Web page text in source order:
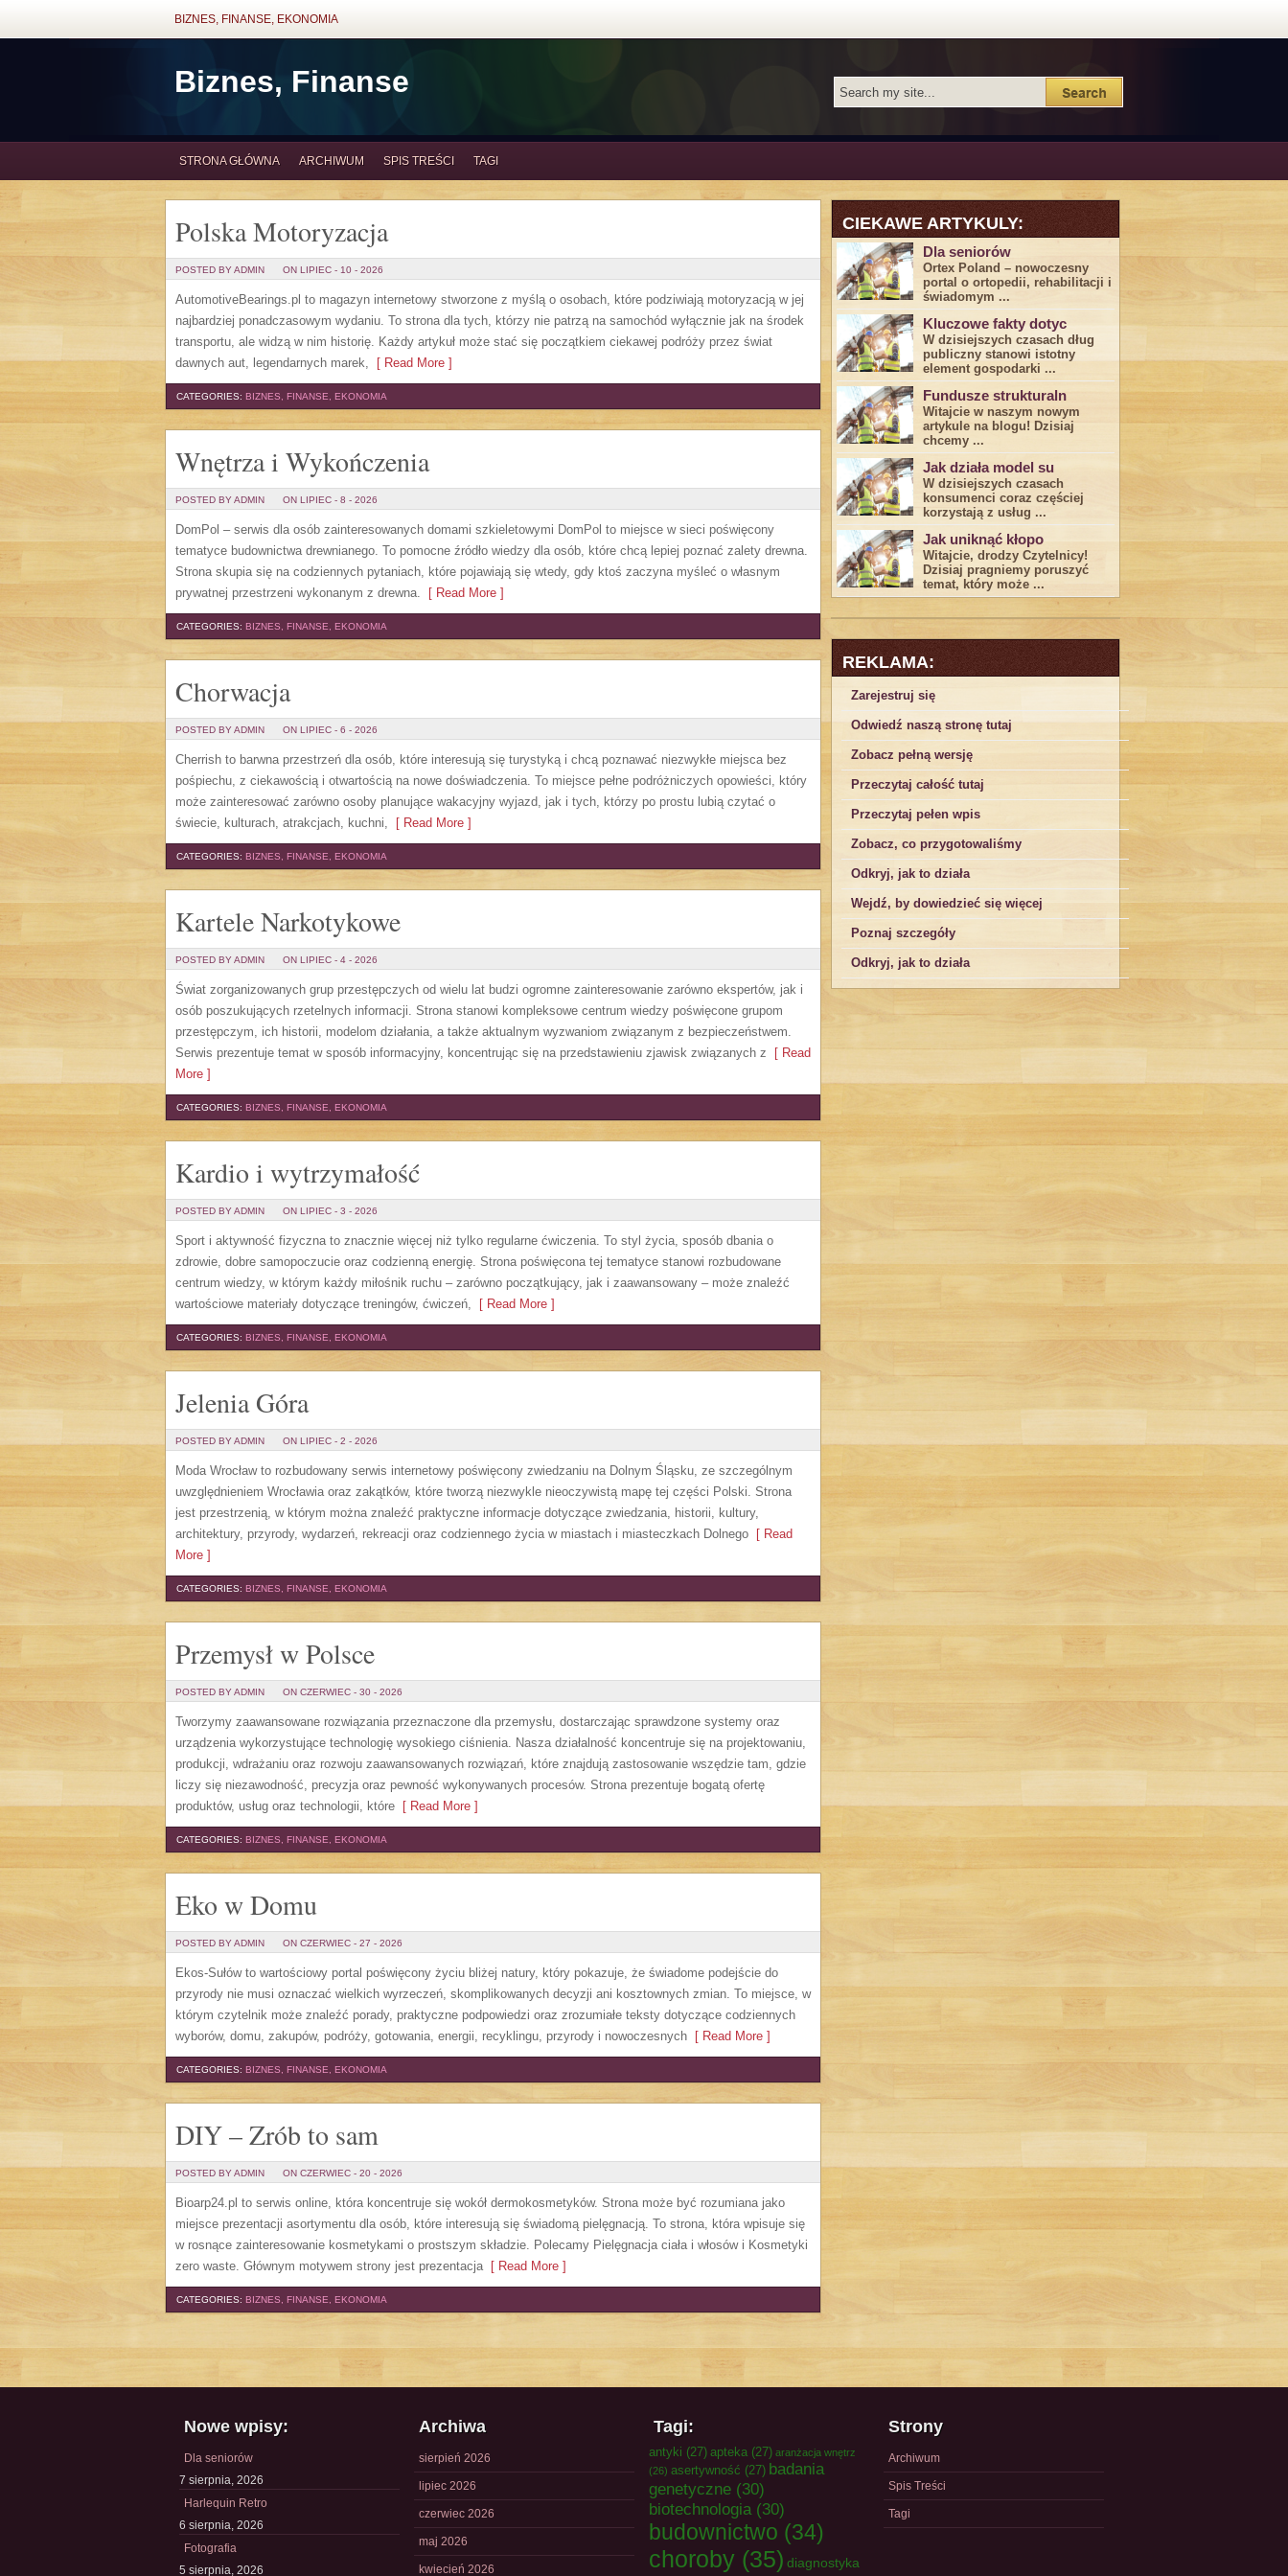
BIZNES, FINANSE, EKONOMIA
Biznes, Finanse
STRONA GŁÓWNA ARCHIWUM SPIS TREŚCI TAGI
Polska Motoryzacja
POSTED BY ADMIN ON LIPIEC - 10 - 2026
AutomotiveBearings.pl to magazyn internetowy stworzone z myślą o osobach, które podziwiają motoryzacją w jej
najbardziej ponadczasowym wydaniu. To strona dla tych, którzy nie patrzą na samochód wyłącznie jak na środek
transportu, ale widzą w nim historię. Każdy artykuł może stać się początkiem ciekawej podróży przez świat
dawnych aut, legendarnych marek, [ Read More ]
CATEGORIES: BIZNES, FINANSE, EKONOMIA
Wnętrza i Wykończenia
POSTED BY ADMIN ON LIPIEC - 8 - 2026
DomPol – serwis dla osób zainteresowanych domami szkieletowymi DomPol to miejsce w sieci poświęcony
tematyce budownictwa drewnianego. To pomocne źródło wiedzy dla osób, które chcą lepiej poznać zalety drewna.
Strona skupia się na codziennych pytaniach, które pojawiają się wtedy, gdy ktoś zaczyna myśleć o własnym
prywatnej przestrzeni wykonanym z drewna. [ Read More ]
CATEGORIES: BIZNES, FINANSE, EKONOMIA
Chorwacja
POSTED BY ADMIN ON LIPIEC - 6 - 2026
Cherrish to barwna przestrzeń dla osób, które interesują się turystyką i chcą poznawać niezwykłe miejsca bez
pośpiechu, z ciekawością i otwartością na nowe doświadczenia. To miejsce pełne podróżniczych opowieści, który
może zainteresować zarówno osoby planujące wakacyjny wyjazd, jak i tych, którzy po prostu lubią czytać o
świecie, kulturach, atrakcjach, kuchni, [ Read More ]
CATEGORIES: BIZNES, FINANSE, EKONOMIA
Kartele Narkotykowe
POSTED BY ADMIN ON LIPIEC - 4 - 2026
Świat zorganizowanych grup przestępczych od wielu lat budzi ogromne zainteresowanie zarówno ekspertów, jak i
osób poszukujących rzetelnych informacji. Strona stanowi kompleksowe centrum wiedzy poświęcone grupom
przestępczym, ich historii, modelom działania, a także aktualnym wyzwaniom związanym z bezpieczeństwem.
Serwis prezentuje temat w sposób informacyjny, koncentrując się na przedstawieniu zjawisk związanych z [ Read
More ]
CATEGORIES: BIZNES, FINANSE, EKONOMIA
Kardio i wytrzymałość
POSTED BY ADMIN ON LIPIEC - 3 - 2026
Sport i aktywność fizyczna to znacznie więcej niż tylko regularne ćwiczenia. To styl życia, sposób dbania o
zdrowie, dobre samopoczucie oraz codzienną energię. Strona poświęcona tej tematyce stanowi rozbudowane
centrum wiedzy, w którym każdy miłośnik ruchu – zarówno początkujący, jak i zaawansowany – może znaleźć
wartościowe materiały dotyczące treningów, ćwiczeń, [ Read More ]
CATEGORIES: BIZNES, FINANSE, EKONOMIA
Jelenia Góra
POSTED BY ADMIN ON LIPIEC - 2 - 2026
Moda Wrocław to rozbudowany serwis internetowy poświęcony zwiedzaniu na Dolnym Śląsku, ze szczególnym
uwzględnieniem Wrocławia oraz zakątków, które tworzą niezwykle nieoczywistą mapę tej części Polski. Strona
jest przestrzenią, w którym można znaleźć praktyczne informacje dotyczące zwiedzania, historii, kultury,
architektury, przyrody, wydarzeń, rekreacji oraz codziennego życia w miastach i miasteczkach Dolnego [ Read
More ]
CATEGORIES: BIZNES, FINANSE, EKONOMIA
Przemysł w Polsce
POSTED BY ADMIN ON CZERWIEC - 30 - 2026
Tworzymy zaawansowane rozwiązania przeznaczone dla przemysłu, dostarczając sprawdzone systemy oraz
urządzenia wykorzystujące technologię wysokiego ciśnienia. Nasza działalność koncentruje się na projektowaniu,
produkcji, wdrażaniu oraz rozwoju zaawansowanych rozwiązań, które znajdują zastosowanie wszędzie tam, gdzie
liczy się niezawodność, precyzja oraz pewność wykonywanych procesów. Strona prezentuje bogatą ofertę
produktów, usług oraz technologii, które [ Read More ]
CATEGORIES: BIZNES, FINANSE, EKONOMIA
Eko w Domu
POSTED BY ADMIN ON CZERWIEC - 27 - 2026
Ekos-Sułów to wartościowy portal poświęcony życiu bliżej natury, który pokazuje, że świadome podejście do
przyrody nie musi oznaczać wielkich wyrzeczeń, skomplikowanych decyzji ani kosztownych zmian. To miejsce, w
którym czytelnik może znaleźć porady, praktyczne podpowiedzi oraz zrozumiałe teksty dotyczące codziennych
wyborów, domu, zakupów, podróży, gotowania, energii, recyklingu, przyrody i nowoczesnych [ Read More ]
CATEGORIES: BIZNES, FINANSE, EKONOMIA
DIY – Zrób to sam
POSTED BY ADMIN ON CZERWIEC - 20 - 2026
Bioarp24.pl to serwis online, która koncentruje się wokół dermokosmetyków. Strona może być rozumiana jako
miejsce prezentacji asortymentu dla osób, które interesują się świadomą pielęgnacją. To strona, która wpisuje się
w rosnące zainteresowanie kosmetykami o prostszym składzie. Polecamy Pielęgnacja ciała i włosów i Kosmetyki
zero waste. Głównym motywem strony jest prezentacja[ Read More ]
CATEGORIES: BIZNES, FINANSE, EKONOMIA
CIEKAWE ARTYKULY:
Dla seniorów
Ortex Poland – nowoczesny
portal o ortopedii, rehabilitacji i
świadomym ...
Kluczowe fakty dotyc
W dzisiejszych czasach dług
publiczny stanowi istotny
element gospodarki ...
Fundusze strukturaln
Witajcie w naszym nowym
artykule na blogu! Dzisiaj
chcemy ...
Jak działa model su
W dzisiejszych czasach
konsumenci ‌coraz częściej
korzystają z usług⁤ ...
Jak uniknąć kłopo
Witajcie, drodzy Czytelnicy!
Dzisiaj pragniemy poruszyć
temat, który może ...
REKLAMA:
Zarejestruj się
Odwiedź naszą stronę tutaj
Zobacz pełną wersję
Przeczytaj całość tutaj
Przeczytaj pełen wpis
Zobacz, co przygotowaliśmy
Odkryj, jak to działa
Wejdź, by dowiedzieć się więcej
Poznaj szczegóły
Odkryj, jak to działa
Nowe wpisy:
Dla seniorów
7 sierpnia, 2026
Harlequin Retro
6 sierpnia, 2026
Fotografia
5 sierpnia, 2026
Archiwa
sierpień 2026
lipiec 2026
czerwiec 2026
maj 2026
kwiecień 2026
Tagi:
antyki (27) apteka (27) aranżacja wnętrz
(26) asertywność (27) badania
genetyczne (30)
biotechnologia(30)
budownictwo (34)
choroby (35) diagnostyka
Strony
Archiwum
Spis Treści
Tagi